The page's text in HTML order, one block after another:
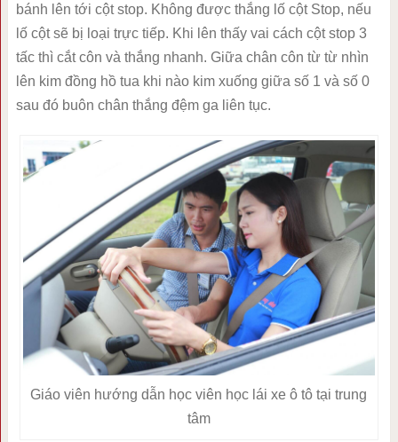
bánh lên tới cột stop. Không được thắng lố cột Stop, nếu
lố cột sẽ bị loại trực tiếp. Khi lên thấy vai cách cột stop 3
tấc thì cắt côn và thắng nhanh. Giữa chân côn từ từ nhìn
lên kim đồng hồ tua khi nào kim xuống giữa số 1 và số 0
sau đó buôn chân thắng đệm ga liên tục.
Giáo viên hướng dẫn học viên học lái xe ô tô tại trung
tâm